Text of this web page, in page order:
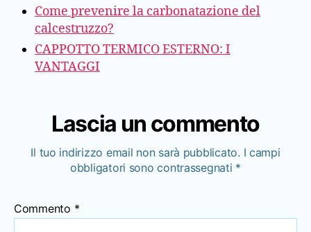
Come prevenire la carbonatazione del
calcestruzzo?
CAPPOTTO TERMICO ESTERNO: I
VANTAGGI
Lascia un commento
Il tuo indirizzo email non sarà pubblicato. I campi
obbligatori sono contrassegnati *
Commento *